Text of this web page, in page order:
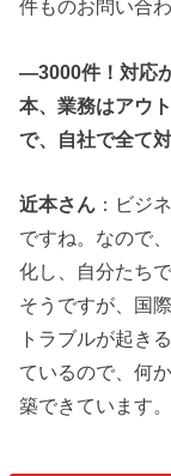
件ものお問い合
―3000件！対応
本、業務はアウ
で、自社で全て
近本さん ：ビジ
ですね。なので
化し、自分たち
そうですが、国
トラブルが起き
ているので、何
築できています。